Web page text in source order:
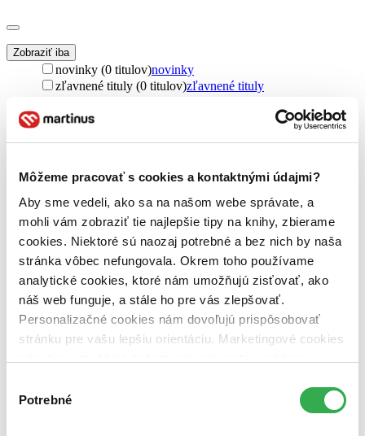
Môžeme pracovať s cookies a kontaktnými údajmi?
Aby sme vedeli, ako sa na našom webe správate, a
mohli vám zobraziť tie najlepšie tipy na knihy, zbierame
cookies. Niektoré sú naozaj potrebné a bez nich by naša
stránka vôbec nefungovala. Okrem toho používame
analytické cookies, ktoré nám umožňujú zisťovať, ako
náš web funguje, a stále ho pre vás zlepšovať.
Personalizačné cookies nám dovoľujú prispôsobovať
stránku pre vašu lepšiu orientáciu. Marketingové cookies
nám pomohlo, keby sme mohli používať všetky tieto
súhlasu
Potrebné
Zobraziť iba
novinky (0 titulov)novinky
zľavnené tituly (0 titulov)zľavnené tituly
Dostupnosť
na centrálnom sklade
dostupná (bez vypredaných) (0 titulov)dostupná (bez
vypredaných)
Nové / čítané
nová (0 titulov)nová
čítaná (0 titulov)čítaná
čítaná - výborný stav (0 titulov)
čítaná - výborný stav
čítaná - mierne opotrebovaná (0 titulov)
čítaná - mierne
opotrebovaná
čítané verzie vypredaných kníh (0 titulov)čítané verzie
vypredaných kníh
Zúžiť výber
Zoradiť